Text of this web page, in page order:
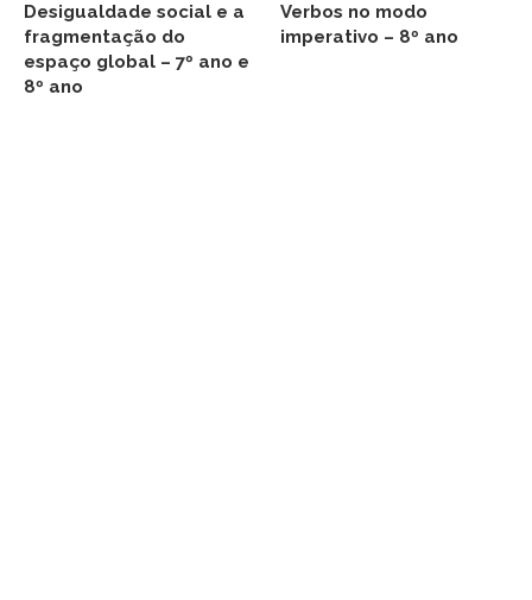
Desigualdade social e a
fragmentação do
espaço global – 7º ano e
8º ano
Verbos no modo
imperativo – 8º ano